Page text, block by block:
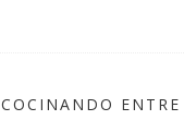
COCINANDO ENTRE